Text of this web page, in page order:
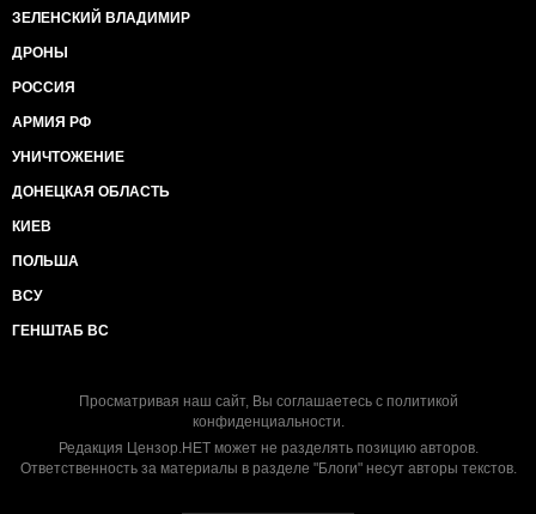
ЗЕЛЕНСКИЙ ВЛАДИМИР
ДРОНЫ
РОССИЯ
АРМИЯ РФ
УНИЧТОЖЕНИЕ
ДОНЕЦКАЯ ОБЛАСТЬ
КИЕВ
ПОЛЬША
ВСУ
ГЕНШТАБ ВС
Просматривая наш сайт, Вы соглашаетесь с политикой
конфиденциальности.
Редакция Цензор.НЕТ может не разделять позицию авторов.
Ответственность за материалы в разделе "Блоги" несут авторы текстов.